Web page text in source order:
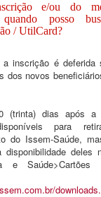
e/ou do
quando posso
/ UtilCard?
inscrição é deferida
dos novos
(trinta) dias após a
para
do Issem-Saúde,
disponibilidade
e